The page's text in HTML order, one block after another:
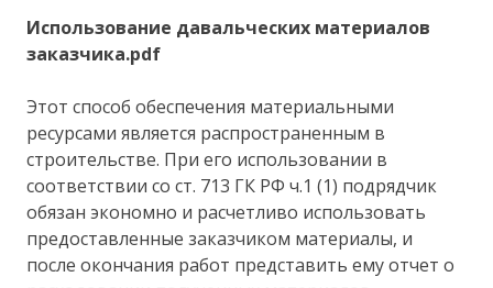
Использование давальческих материалов
заказчика.pdf
Этот способ обеспечения материальными
ресурсами является распространенным в
строительстве. При его использовании в
соответствии со ст. 713 ГК РФ ч.1 (1) подрядчик
обязан экономно и расчетливо использовать
предоставленные заказчиком материалы, и
после окончания работ представить ему отчет о